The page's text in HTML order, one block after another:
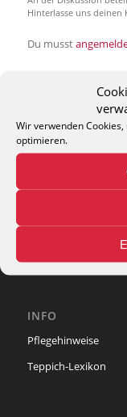
Wir verwenden
optimieren.
Hinterlasse uns deinen
Du musst
THEO KELLER
44867 Bochum
phone: + 49 (2327)
e-mail:info@theko-
INFO
Pflegehinweise
Teppich-Lexikon